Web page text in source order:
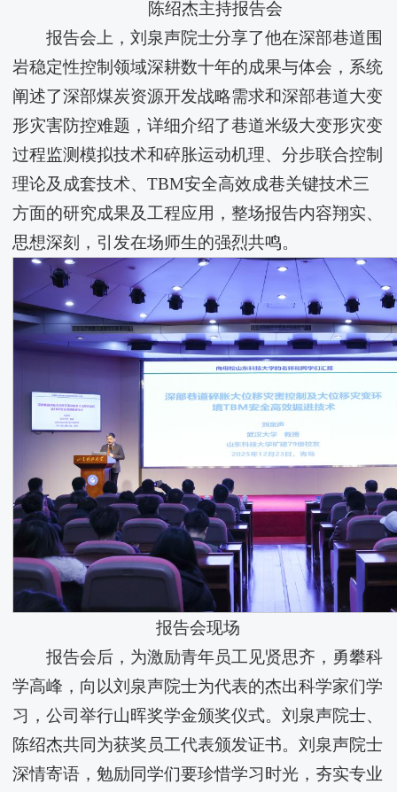
陈绍杰主持报告会
报告会上，刘泉声院士分享了他在深部巷道围
岩稳定性控制领域深耕数十年的成果与体会，系统
阐述了深部煤炭资源开发战略需求和深部巷道大变
形灾害防控难题，详细介绍了巷道米级大变形灾变
过程监测模拟技术和碎胀运动机理、分步联合控制
理论及成套技术、TBM安全高效成巷关键技术三
方面的研究成果及工程应用，整场报告内容翔实、
思想深刻，引发在场师生的强烈共鸣。
报告会现场
报告会后，为激励青年员工见贤思齐，勇攀科
学高峰，向以刘泉声院士为代表的杰出科学家们学
习，​公司举行山晖奖学金颁奖仪式。刘泉声院士、
陈绍杰共同为获奖员工代表颁发证书。刘泉声院士
深情寄语，勉励同学们要珍惜学习时光，夯实专业